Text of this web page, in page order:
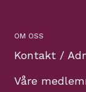
OM OSS
Kontakt /
Våre